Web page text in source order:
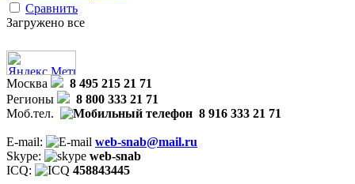
Сравнить
Загружено все
Москва
8 495 215 21 71
Регионы
8 800 333 21 71
Моб.тел.
8 916 333 21 71
E-mail:
web-snab@mail.ru
Skype:
web-snab
ICQ:
458843445